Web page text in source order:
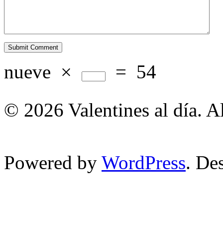
nueve × = 54
© 2026 Valentines al día.
Powered by WordPress.